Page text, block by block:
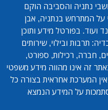
והסביבה הוקם
בנתניה, אבן
מידע ותוכן
שירותים
ספורט,
מהווה מידע משפטי
אחראית בצורה כל
הנמצא